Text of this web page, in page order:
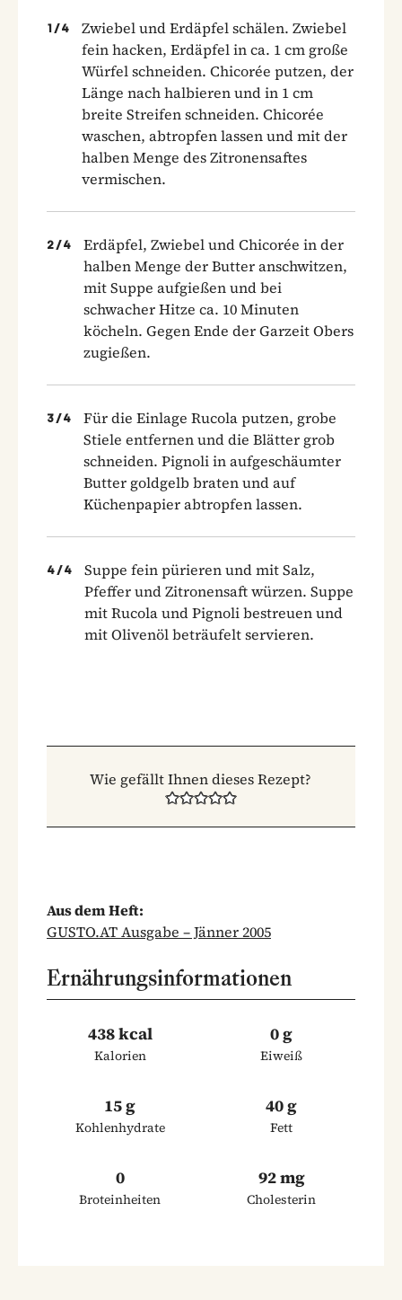
1 /4
Zwiebel und Erdäpfel schälen. Zwiebel
fein hacken, Erdäpfel in ca. 1 cm große
Würfel schneiden. Chicorée putzen, der
Länge nach halbieren und in 1 cm
breite Streifen schneiden. Chicorée
waschen, abtropfen lassen und mit der
halben Menge des Zitronensaftes
vermischen.
2 /4
Erdäpfel, Zwiebel und Chicorée in der
halben Menge der Butter anschwitzen,
mit Suppe aufgießen und bei
schwacher Hitze ca. 10 Minuten
köcheln. Gegen Ende der Garzeit Obers
zugießen.
3 /4
Für die Einlage Rucola putzen, grobe
Stiele entfernen und die Blätter grob
schneiden. Pignoli in aufgeschäumter
Butter goldgelb braten und auf
Küchenpapier abtropfen lassen.
4 /4
Suppe fein pürieren und mit Salz,
Pfeffer und Zitronensaft würzen. Suppe
mit Rucola und Pignoli bestreuen und
mit Olivenöl beträufelt servieren.
Wie gefällt Ihnen dieses Rezept?
Aus dem Heft:
GUSTO.AT Ausgabe – Jänner 2005
Ernährungsinformationen
438 kcal
Kalorien
0 g
Eiweiß
15 g
Kohlenhydrate
40 g
Fett
0
Broteinheiten
92 mg
Cholesterin